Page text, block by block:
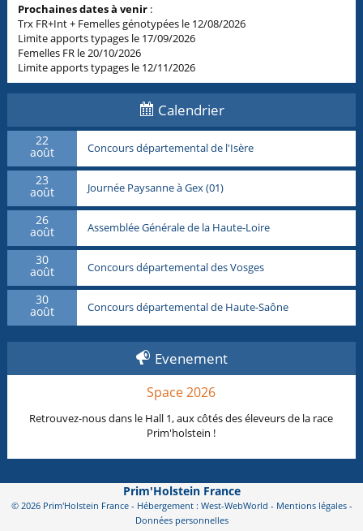
Prochaines dates à venir :
Trx FR+Int + Femelles génotypées le 12/08/2026
Limite apports typages le 17/09/2026
Femelles FR le 20/10/2026
Limite apports typages le 12/11/2026
Calendrier
22
août Concours départemental de l'Isère
23
août Journée Paysanne à Gex (01)
26
août Assemblée Générale de la Haute-Loire
30
août Concours départemental des Vosges
30
août Concours départemental de Haute-Saône
Evenement
Space 2026
Retrouvez-nous dans le Hall 1, aux côtés des éleveurs de la race
Prim'holstein !
Prim'Holstein France
© 2026 Prim'Holstein France - Hébergement : West-WebWorld - Mentions légales-
Données personnelles